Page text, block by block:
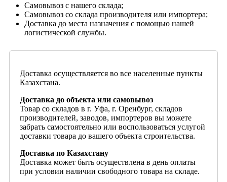
Самовывоз с нашего склада;
Самовывоз со склада производителя или импортера;
Доставка до места назначения с помощью нашей
логистической службы.
Доставка осуществляется во все населенные пункты
Казахстана.
Доставка до объекта или самовывоз
Товар со складов в г. Уфа, г. Оренбург, складов
производителей, заводов, импортеров вы можете
забрать самостоятельно или воспользоваться услугой
доставки товара до вашего объекта строительства.
Доставка по Казахстану
Доставка может быть осуществлена в день оплаты
при условии наличии свободного товара на складе.